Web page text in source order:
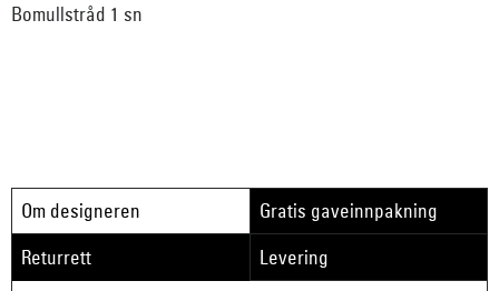
Bomullstråd 1 sn
Om designeren
Gratis gaveinnpakning
Returrett
Levering